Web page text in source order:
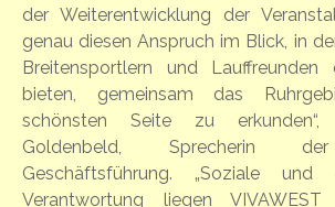
der Weiterentwicklung der
genau diesen Anspruch im Blick, in
Breitensportlern und Lauffreunden
bieten, gemeinsam das
schönsten Seite zu
Goldenbeld, Sprecherin der
Geschäftsführung. „Soziale und
Verantwortung liegen